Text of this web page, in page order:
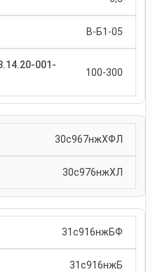
В-Б1-05
100-300
30с967нжХФЛ
30с976нжХЛ
31с916нжБФ
31с916нжБ